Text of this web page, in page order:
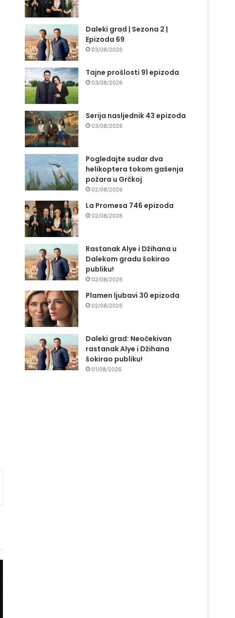
Daleki grad | Sezona 2 |
Epizoda 69
03/08/2026
Tajne prošlosti 91 epizoda
03/08/2026
Serija nasljednik 43 epizoda
03/08/2026
Pogledajte sudar dva
helikoptera tokom gašenja
požara u Grčkoj
02/08/2026
La Promesa 746 epizoda
02/08/2026
Rastanak Alye i Džihana u
Dalekom gradu šokirao
publiku!
02/08/2026
Plamen ljubavi 30 epizoda
02/08/2026
Daleki grad: Neočekivan
rastanak Alye i Džihana
šokirao publiku!
01/08/2026